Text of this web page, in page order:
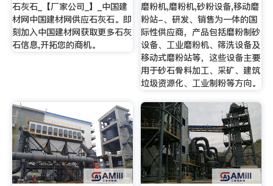
石灰石_【厂家公司_】_中国建
材网中国建材网供应石灰石。即
刻加入中国建材网获取更多石灰
石信息,开拓您的商机。
磨粉机,磨粉机,砂粉设备,移动磨
粉站-、研发、销售为一体的国
际性供应商，产品包括磨粉制砂
设备、工业磨粉机、筛洗设备及
移动式磨粉站等，这些设备主要
用于砂石骨料加工、采矿、建筑
垃圾资源化、工业制粉等方向。